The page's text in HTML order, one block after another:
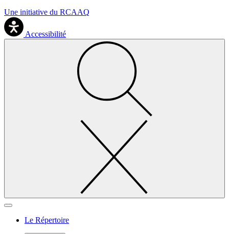
Une initiative du RCAAQ
Accessibilité
Le Répertoire